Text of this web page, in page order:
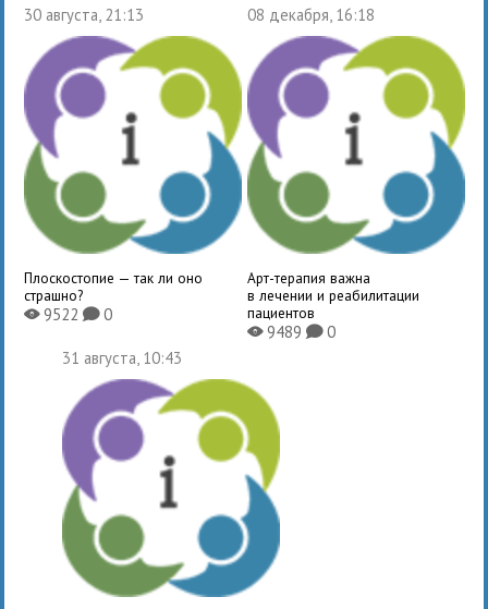
30 августа, 21:13
Плоскостопие — так ли оно
страшно?
X9522K0
08 декабря, 16:18
Арт-терапия важна
в лечении и реабилитации
пациентов
X9489 K0
31 августа, 10:43